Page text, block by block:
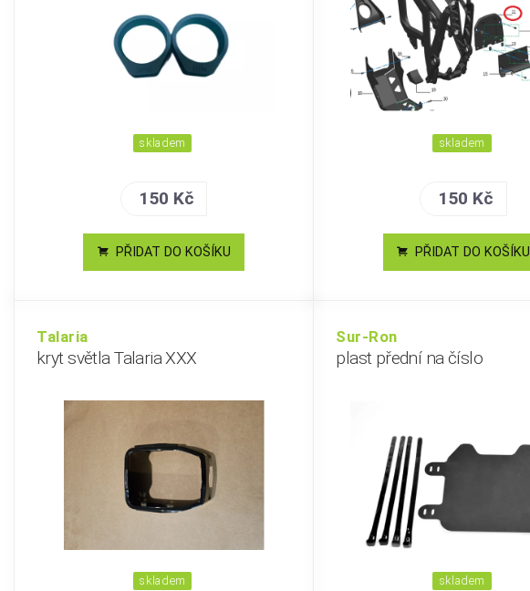
skladem
150 Kč
PŘIDAT DO KOŠÍKU
skladem
150 Kč
PŘIDAT DO KOŠÍKU
Talaria
kryt světla Talaria XXX
skladem
Sur-Ron
plast přední na číslo
skladem